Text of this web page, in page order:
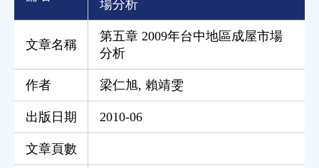
場分析
文章名稱
第五章 2009年台中地區成屋市場
分析
作者 梁仁旭, 賴靖雯
出版日期 2010-06
文章頁數